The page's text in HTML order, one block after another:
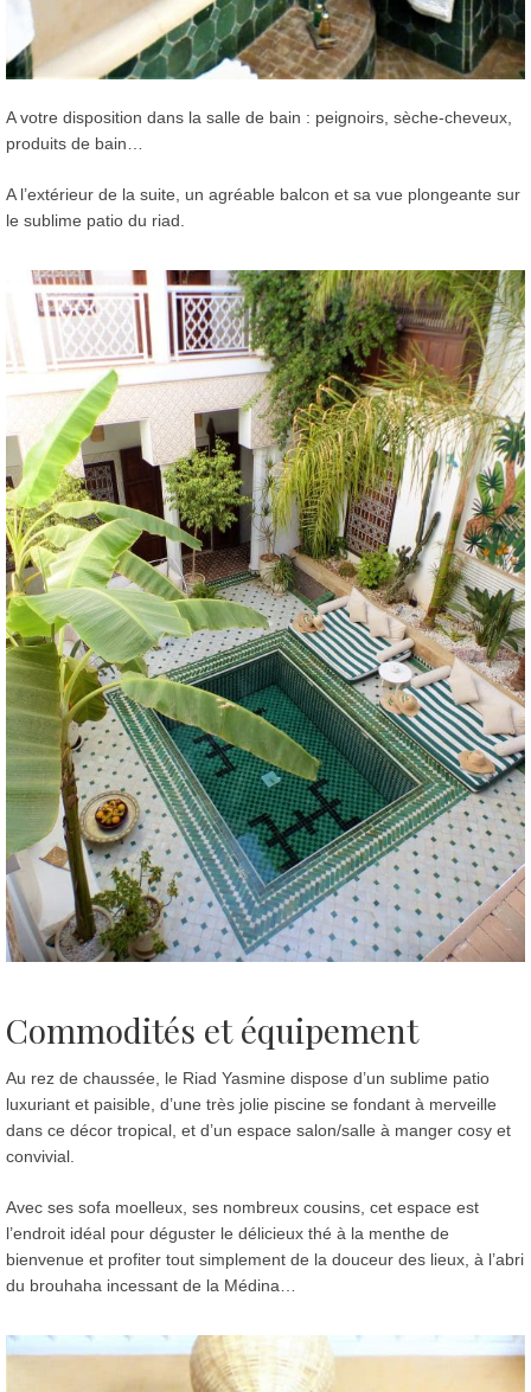
A votre disposition dans la salle de bain : peignoirs, sèche-cheveux,
produits de bain…
A l’extérieur de la suite, un agréable balcon et sa vue plongeante sur
le sublime patio du riad.
Commodités et équipement
Au rez de chaussée, le Riad Yasmine dispose d’un sublime patio
luxuriant et paisible, d’une très jolie piscine se fondant à merveille
dans ce décor tropical, et d’un espace salon/salle à manger cosy et
convivial.
Avec ses sofa moelleux, ses nombreux cousins, cet espace est
l’endroit idéal pour déguster le délicieux thé à la menthe de
bienvenue et profiter tout simplement de la douceur des lieux, à l’abri
du brouhaha incessant de la Médina…